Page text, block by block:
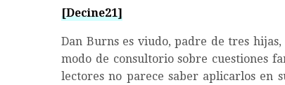
[Decine21]
Dan Burns es viudo, padre de tres
modo de consultorio sobre cuestiones
lectores no parece saber aplicarlos en